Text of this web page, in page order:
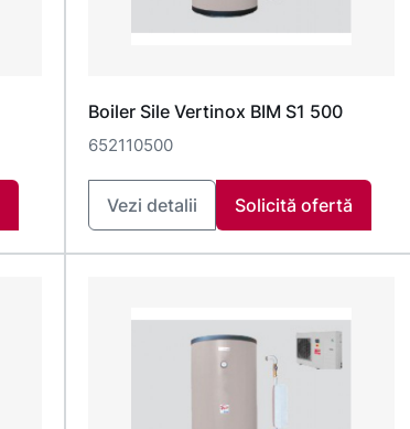
Boiler Sile Vertinox BIM S1 500
652110500
Vezi detalii Solicită ofertă